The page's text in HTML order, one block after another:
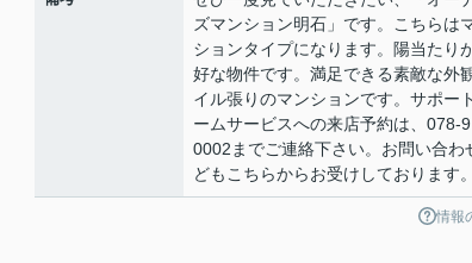
ズマンション明石」です。こちらは
ションタイプになります。陽当たり
好な物件です。満足できる素敵な外
イル張りのマンションです。サポー
ームサービスへの来店予約は、078-
0002までご連絡下さい。お問い合わ
どもこちらからお受けしております
情報